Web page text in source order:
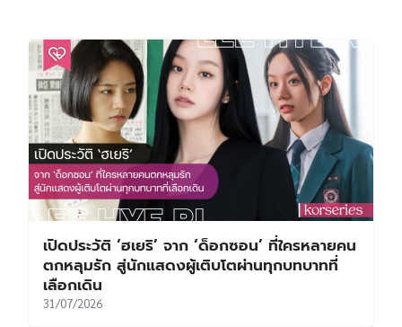
เปิดประวัติ ‘ฮเยริ’ จาก ‘ด็อกซอน’ ที่ใครหลายคน
ตกหลุมรัก สู่นักแสดงผู้เติบโตผ่านทุกบทบาทที่
เลือกเดิน
31/07/2026